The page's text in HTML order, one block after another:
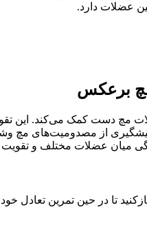
عضلات دارد.
برعکس
دست کمک می‌کند. این
پیشگیری از مصدومیت‌های
میان عضلات مختلف و
تا در حین تمرین تعادل